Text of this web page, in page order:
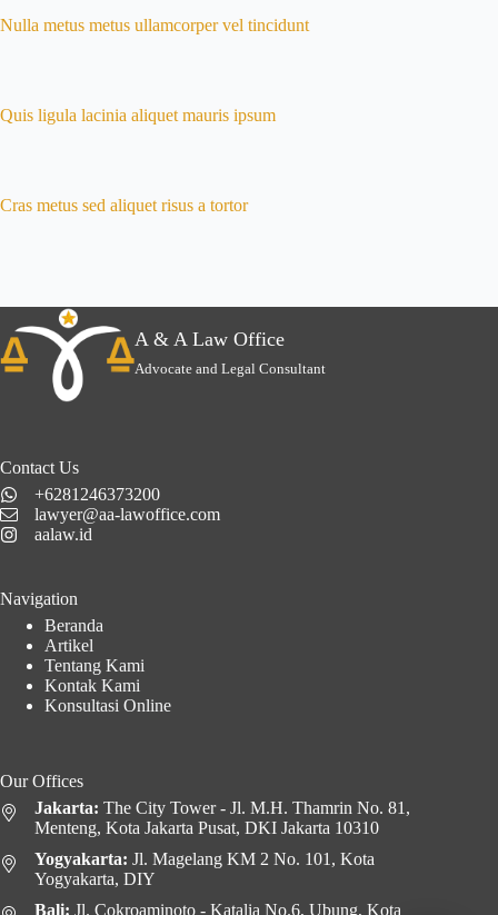
Nulla metus metus ullamcorper vel tincidunt
Quis ligula lacinia aliquet mauris ipsum
Cras metus sed aliquet risus a tortor
A & A Law Office
Advocate and Legal Consultant
Contact Us
+6281246373200
lawyer@aa-lawoffice.com
aalaw.id
Navigation
Beranda
Artikel
Tentang Kami
Kontak Kami
Konsultasi Online
Our Offices
Jakarta: The City Tower - Jl. M.H. Thamrin No. 81,
Menteng, Kota Jakarta Pusat, DKI Jakarta 10310
Yogyakarta: Jl. Magelang KM 2 No. 101, Kota
Yogyakarta, DIY
Bali: Jl. Cokroaminoto - Katalia No.6, Ubung, Kota